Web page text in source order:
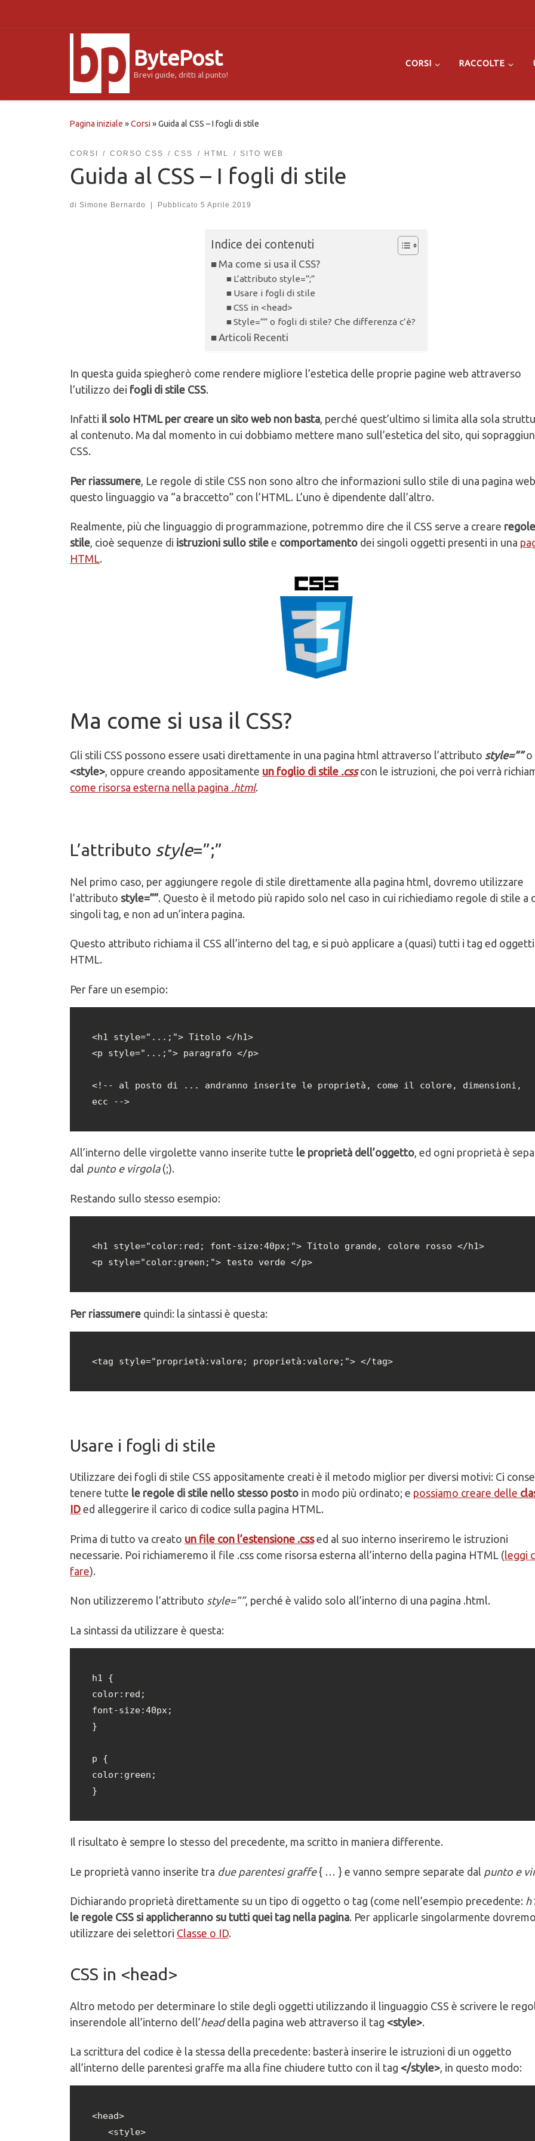
BytePost
Brevi guide, dritti al punto!
CORSI RACCOLTE
Pagina iniziale »Corsi »Guida al CSS – I fogli di stile
CORSI CORSO CSS CSS HTML SITO WEB
Guida al CSS – I fogli di stile
di Simone Bernardo Pubblicato 5 Aprile 2019
Indice dei contenuti
Ma come si usa il CSS?
L’attributo style=”;”
Usare i fogli di stile
CSS in <head>
Style=”” o fogli di stile? Che differenza c’è?
Articoli Recenti
In questa guida spiegherò come rendere migliore l’estetica delle proprie pagine web attraverso
l’utilizzo dei fogli di stile CSS.
Infatti il solo HTML per creare un sito web non basta, perché quest’ultimo si limita alla sola
al contenuto. Ma dal momento in cui dobbiamo mettere mano sull’estetica del sito, qui
CSS.
Per riassumere , Le regole di stile CSS non sono altro che informazioni sullo stile di una pagina
questo linguaggio va “a braccetto” con l’HTML. L’uno è dipendente dall’altro.
Realmente, più che linguaggio di programmazione, potremmo dire che il CSS serve a creare
stile, cioè sequenze di istruzioni sullo stile e comportamento dei singoli oggetti presenti in una
HTML.
Ma come si usa il CSS?
Gli stili CSS possono essere usati direttamente in una pagina html attraverso l’attributo style=”” o
<style>, oppure creando appositamente un foglio di stile .css con le istruzioni, che poi verrà
come risorsa esterna nella pagina .html.
L’attributo style=”;”
Nel primo caso, per aggiungere regole di stile direttamente alla pagina html, dovremo utilizzare
l’attributo style=””. Questo è il metodo più rapido solo nel caso in cui richiediamo regole di stile a
singoli tag, e non ad un’intera pagina.
Questo attributo richiama il CSS all’interno del tag, e si può applicare a (quasi) tutti i tag ed oggetti
HTML.
Per fare un esempio:
<h1 style="...;"> Titolo </h1>
<p style="...;"> paragrafo </p>
<!-- al posto di ... andranno inserite le proprietà, come il colore, dimensioni,
ecc -->
All’interno delle virgolette vanno inserite tutte le proprietà dell’oggetto, ed ogni proprietà è
dal punto e virgola(;).
Restando sullo stesso esempio:
<h1 style="color:red; font-size:40px;"> Titolo grande, colore rosso </h1>
<p style="color:green;"> testo verde </p>
Per riassumere quindi: la sintassi è questa:
<tag style="proprietà:valore; proprietà:valore;"> </tag>
Usare i fogli di stile
Utilizzare dei fogli di stile CSS appositamente creati è il metodo miglior per diversi motivi: Ci
tenere tutte le regole di stile nello stesso posto in modo più ordinato; e possiamo creare delle
ID ed alleggerire il carico di codice sulla pagina HTML.
Prima di tutto va creato un file con l’estensione .cssed al suo interno inseriremo le istruzioni
necessarie. Poi richiameremo il file .css come risorsa esterna all’interno della pagina HTML (leggi
fare).
Non utilizzeremo l’attributo style=””, perché è valido solo all’interno di una pagina .html.
La sintassi da utilizzare è questa:
h1 {
color:red;
font-size:40px;
}
p {
color:green;
}
Il risultato è sempre lo stesso del precedente, ma scritto in maniera differente.
Le proprietà vanno inserite tra due parentesi graffe{ … } e vanno sempre separate dal punto e
Dichiarando proprietà direttamente su un tipo di oggetto o tag (come nell’esempio precedente:
le regole CSS si applicheranno su tutti quei tag nella pagina. Per applicarle singolarmente
utilizzare dei selettori Classe o ID.
CSS in <head>
Altro metodo per determinare lo stile degli oggetti utilizzando il linguaggio CSS è scrivere le
inserendole all’interno dell’headdella pagina web attraverso il tag <style>.
La scrittura del codice è la stessa della precedente: basterà inserire le istruzioni di un oggetto
all’interno delle parentesi graffe ma alla fine chiudere tutto con il tag </style>, in questo modo:
<head>